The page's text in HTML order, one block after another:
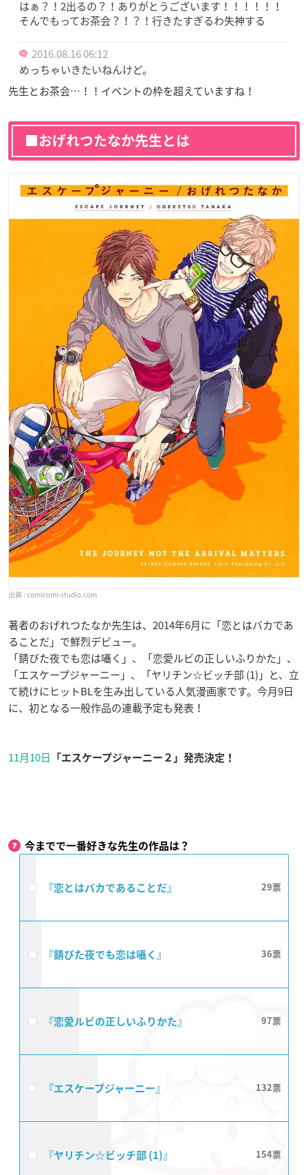
はぁ？！2出るの？！ありがとうございます！！！！！！
そんでもってお茶会？！？！行きたすぎるわ失神する
2016.08.16 06:12
めっちゃいきたいねんけど。
先生とお茶会…！！イベントの枠を超えていますね！
■おげれつたなか先生とは
comicomi-studio.com
著者のおげれつたなか先生は、2014年6月に「恋とはバカであ
ることだ」で鮮烈デビュー。
「錆びた夜でも恋は囁く」、「恋愛ルビの正しいふりかた」、
「エスケープジャーニー」、「ヤリチン☆ビッチ部 (1)」と、立
て続けにヒットBLを生み出している人気漫画家です。今月9日
に、初となる一般作品の連載予定も発表！
11月10日 「エスケープジャーニー２」発売決定！
今までで一番好きな先生の作品は？
『恋とはバカであることだ』 29
『錆びた夜でも恋は囁く』 36
『恋愛ルビの正しいふりかた』 97
『エスケープジャーニー』 132
『ヤリチン☆ビッチ部 (1)』 154